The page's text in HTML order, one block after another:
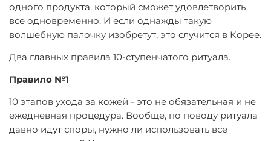
одного продукта, который сможет удовлетворить
все одновременно. И если однажды такую
волшебную палочку изобретут, это случится в Корее.
Два главных правила 10-ступенчатого ритуала.
Правило №1
10 этапов ухода за кожей - это не обязательная и не
ежедневная процедура. Вообще, по поводу ритуала
давно идут споры, нужно ли использовать все